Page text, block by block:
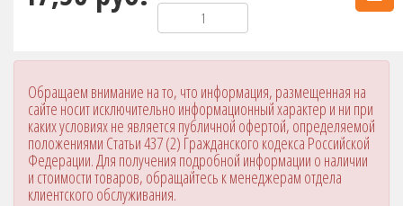
Обращаем внимание на то, что информация, размещенная на
сайте носит исключительно информационный характер и ни при
каких условиях не является публичной офертой, определяемой
положениями Статьи 437 (2) Гражданского кодекса Российской
Федерации. Для получения подробной информации о наличии
и стоимости товаров, обращайтесь к менеджерам отдела
клиентского обслуживания.